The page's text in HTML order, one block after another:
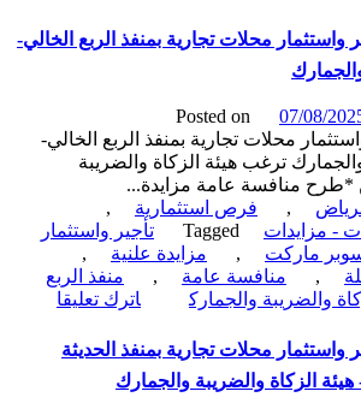
عامة-
محلات تجارية بمنفذ الربع الخالي-
Posted on 07/
محلات تجارية بمنفذ الربع الخالي-
ترغب هيئة الزكاة والضريبة
منافسة عامة مزايدة...
, فرص استثمارية
,
Tagged
تأجير واستثمار
ماركت , مزايدة علنية
,
, منافسة عامة ,
منفذ الربع
والجمارك اترك تعليقاon
عامة-
تأجير
محلات تجارية بمنفذ الحديثة
والضريبة والجمارك